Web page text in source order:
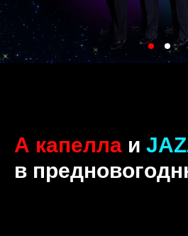
А капелла и
в